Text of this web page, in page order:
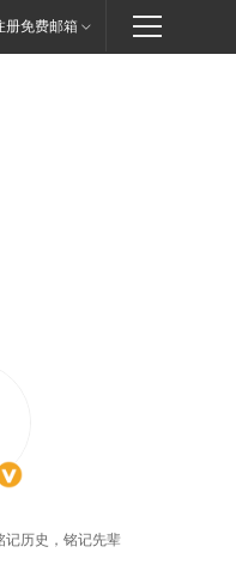
册免费邮箱
记历史，铭记先辈